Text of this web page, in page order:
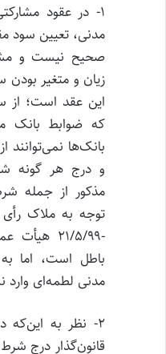
۱- در عقود
مدنی، تعیین سود
صحیح نیست و
زیان و متغیر بودن
این عقد است؛ از
که ضوابط بانک
بانک‌ها نمی‌توانند
و درج هر گونه
مذکور از جمله
-۲۱/۵/۹۹
باطل است، اما
مدنی لطمه‌ای وارد
قانون‌گذار درج شرط